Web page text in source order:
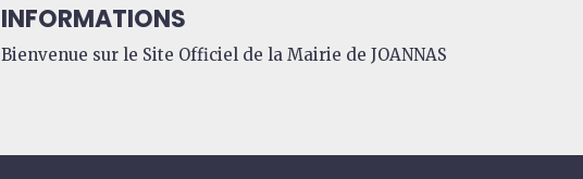
INFORMATIONS
Bienvenue sur le Site Officiel de la Mairie de JOANNAS